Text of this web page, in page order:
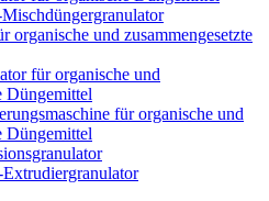
organische und zusammengesetzte
für organische und
Düngemittel
für organische und
Düngemittel